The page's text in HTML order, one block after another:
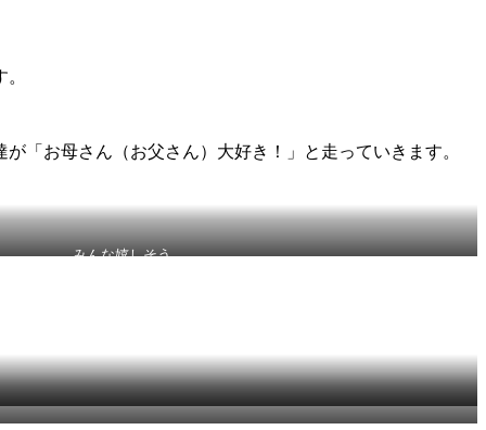
「お母さん（お父さん）大好き！」と走っていきます。
みんな嬉しそう